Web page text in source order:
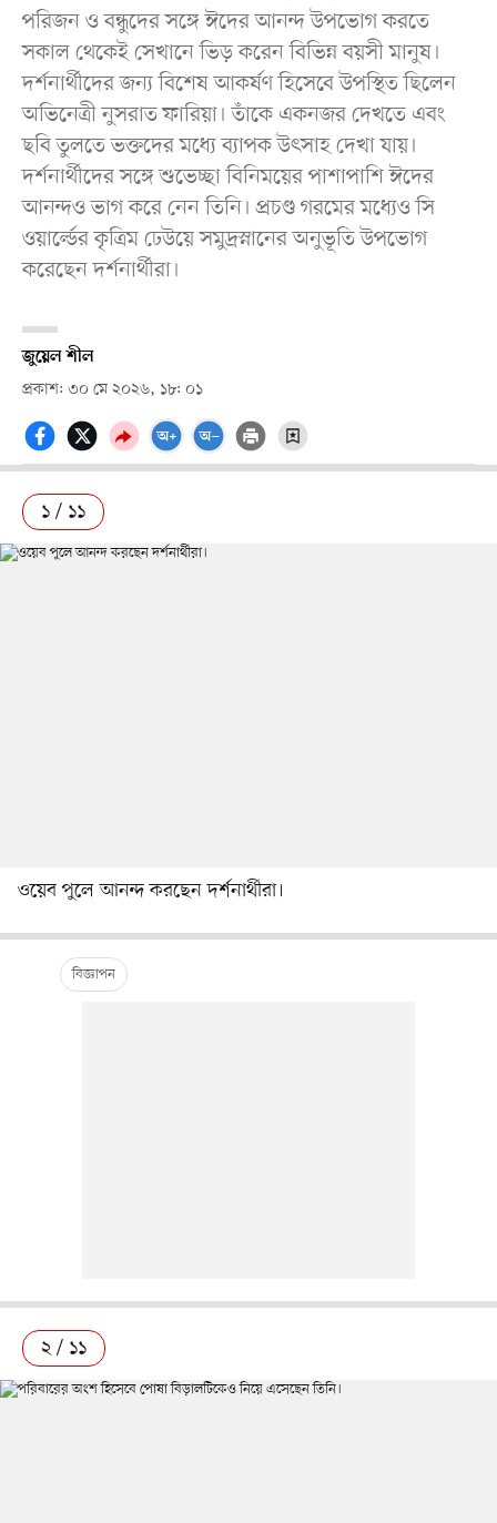
পরিজন ও বন্ধুদের সঙ্গে ঈদের আনন্দ উপভোগ করতে
সকাল থেকেই সেখানে ভিড় করেন বিভিন্ন বয়সী মানুষ।
দর্শনার্থীদের জন্য বিশেষ আকর্ষণ হিসেবে উপস্থিত ছিলেন
অভিনেত্রী নুসরাত ফারিয়া। তাঁকে একনজর দেখতে এবং
ছবি তুলতে ভক্তদের মধ্যে ব্যাপক উৎসাহ দেখা যায়।
দর্শনার্থীদের সঙ্গে শুভেচ্ছা বিনিময়ের পাশাপাশি ঈদের
আনন্দও ভাগ করে নেন তিনি। প্রচণ্ড গরমের মধ্যেও সি
ওয়ার্ল্ডের কৃত্রিম ঢেউয়ে সমুদ্রস্নানের অনুভূতি উপভোগ
করেছেন দর্শনার্থীরা।
জুয়েল শীল
প্রকাশ: ৩০ মে ২০২৬, ১৮: ০১
১ / ১১
ওয়েব পুলে আনন্দ করছেন দর্শনার্থীরা।
২ / ১১